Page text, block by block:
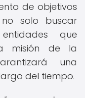
de objetivos
solo buscar
que
misión de la
una
del tiempo.